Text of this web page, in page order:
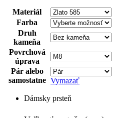
Materiál
Farba
Druh
kameňa
Povrchová
úprava
Pár alebo
samostatne Vymazať
Dámsky prsteň